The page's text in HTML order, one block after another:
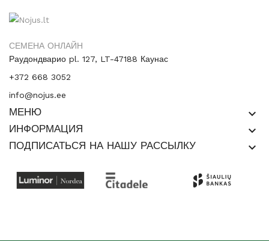
СЕМЕНА ОНЛАЙН
Раудондварио pl. 127, LT-47188 Каунас
+372 668 3052
info@nojus.ee
МЕНЮ keyboard_arrow_down
ИНФОРМАЦИЯ keyboard_arrow_down
ПОДПИСАТЬСЯ НА НАШУ РАССЫЛКУ keyboard_arrow_down